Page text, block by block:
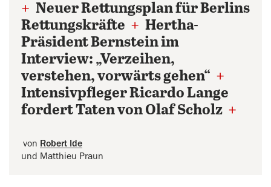
+ Neuer Rettungsplan für Berlins
Rettungskräfte + Hertha-
Präsident Bernstein im
Interview: „Verzeihen,
verstehen, vorwärts gehen“ +
Intensivpfleger Ricardo Lange
fordert Taten von Olaf Scholz +
von Robert Ide
und Matthieu Praun